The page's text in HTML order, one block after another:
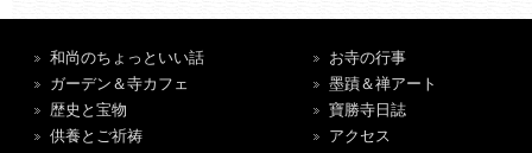
和尚のちょっといい話
ガーデン＆寺カフェ
歴史と宝物
供養とご祈祷
お寺の行事
墨蹟＆禅アート
寶勝寺日誌
アクセス